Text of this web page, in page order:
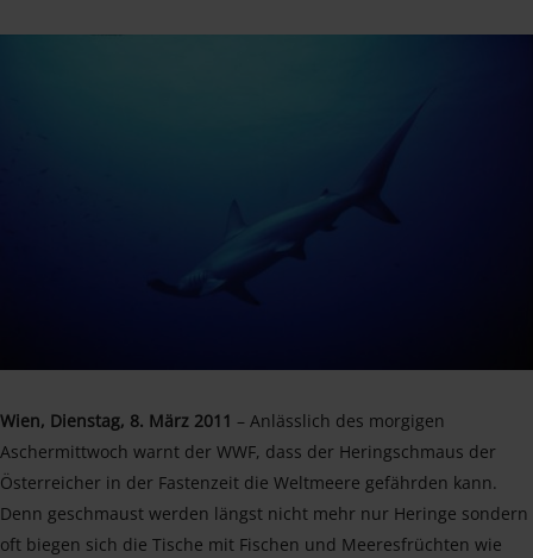
Wien, Dienstag, 8. März 2011 – Anlässlich des morgigen
Aschermittwoch warnt der WWF, dass der Heringschmaus der
Österreicher in der Fastenzeit die Weltmeere gefährden kann.
Denn geschmaust werden längst nicht mehr nur Heringe sondern
oft biegen sich die Tische mit Fischen und Meeresfrüchten wie